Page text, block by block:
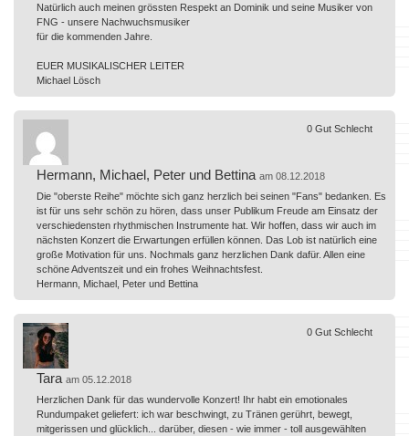
Natürlich auch meinen grössten Respekt an Dominik und seine Musiker von
FNG - unsere Nachwuchsmusiker
für die kommenden Jahre.
EUER MUSIKALISCHER LEITER
Michael Lösch
Hermann, Michael, Peter und Bettina am 08.12.2018
Die "oberste Reihe" möchte sich ganz herzlich bei seinen "Fans" bedanken. Es
ist für uns sehr schön zu hören, dass unser Publikum Freude am Einsatz der
verschiedensten rhythmischen Instrumente hat. Wir hoffen, dass wir auch im
nächsten Konzert die Erwartungen erfüllen können. Das Lob ist natürlich eine
große Motivation für uns. Nochmals ganz herzlichen Dank dafür. Allen eine
schöne Adventszeit und ein frohes Weihnachtsfest.
Hermann, Michael, Peter und Bettina
0 Gut Schlecht
Tara am 05.12.2018
Herzlichen Dank für das wundervolle Konzert! Ihr habt ein emotionales
Rundumpaket geliefert: ich war beschwingt, zu Tränen gerührt, bewegt,
mitgerissen und glücklich... darüber, diesen - wie immer - toll ausgewählten
0 Gut Schlecht